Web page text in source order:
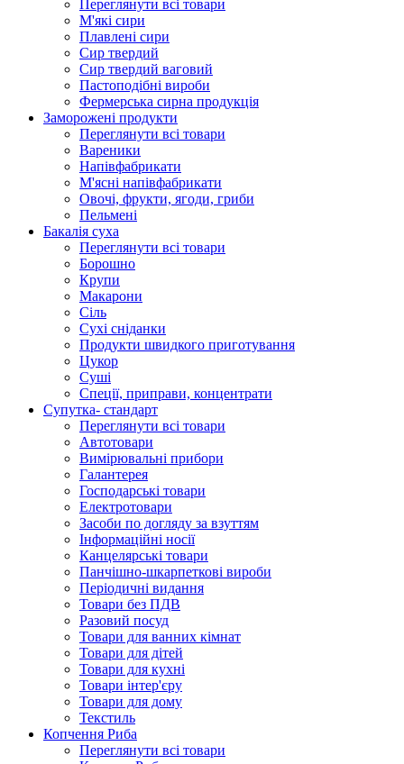
Переглянути всі товари
М'які сири
Плавлені сири
Сир твердий
Сир твердий ваговий
Пастоподібні вироби
Фермерська сирна продукція
Заморожені продукти
Переглянути всі товари
Вареники
Напівфабрикати
М'ясні напівфабрикати
Овочі, фрукти, ягоди, гриби
Пельмені
Бакалія суха
Переглянути всі товари
Борошно
Крупи
Макарони
Сіль
Сухі сніданки
Продукти швидкого приготування
Цукор
Суші
Спеції, приправи, концентрати
Супутка- стандарт
Переглянути всі товари
Автотовари
Вимірювальні прибори
Галантерея
Господарські товари
Електротовари
Засоби по догляду за взуттям
Інформаційні носії
Канцелярські товари
Панчішно-шкарпеткові вироби
Періодичні видання
Товари без ПДВ
Разовий посуд
Товари для ванних кімнат
Товари для дітей
Товари для кухні
Товари інтер'єру
Товари для дому
Текстиль
Копчення Риба
Переглянути всі товари